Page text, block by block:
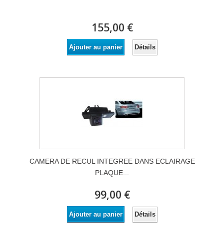
155,00 €
Ajouter au panier Détails
CAMERA DE RECUL INTEGREE DANS ECLAIRAGE
PLAQUE...
99,00 €
Ajouter au panier Détails